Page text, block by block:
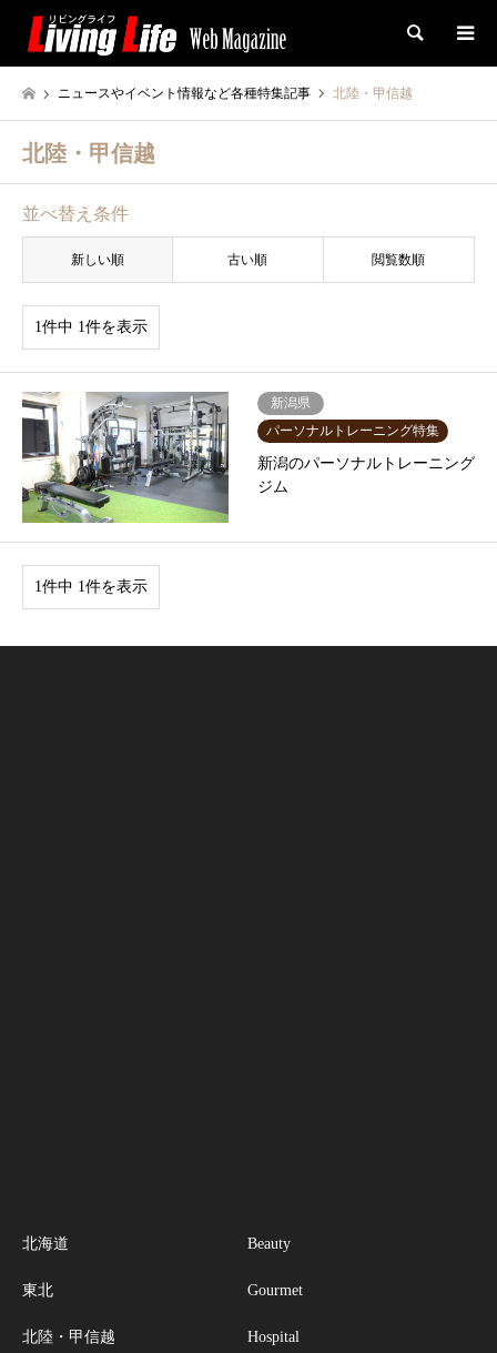
検索
ニュースやイベント情報など各種特集記事 北陸・甲信越
北陸・甲信越
並べ替え条件
新しい順 古い順 閲覧数順
1件中 1件を表示
新潟県
パーソナルトレーニング特集
新潟のパーソナルトレーニング
ジム
1件中 1件を表示
北海道
東北
北陸・甲信越
Beauty
Gourmet
Hospital